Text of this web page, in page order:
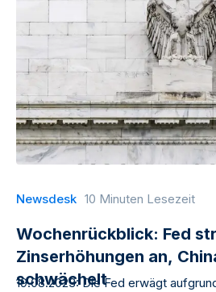
Newsdesk 10 Minuten Lesezeit
Wochenrückblick: Fed
Zinserhöhungen an,
schwächelt
19.08.2023: Die Fed erwägt